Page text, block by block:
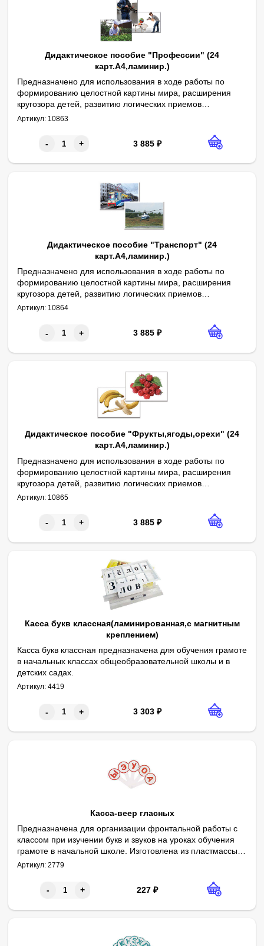
Дидактическое пособие "Профессии" (24
карт.А4,ламинир.)
Предназначено для использования в ходе работы по
формированию целостной картины мира, расширения
кругозора детей, развитию логических приемов
мышления, обогащению и активизации словаря.
ламинированных пленкой. Сопровождается
методическими рекомендациями.
Авторы: О. В. Печенкина, В. В. Кожевникова
Артикул: 10863
- + 3 885 ₽
Дидактическое пособие "Транспорт" (24
карт.А4,ламинир.)
Предназначено для использования в ходе работы по
формированию целостной картины мира, расширения
кругозора детей, развитию логических приемов
мышления, обогащению и активизации словаря.
ламинированных пленкой. Сопровождается
методическими рекомендациями.
Авторы: О. В. Печенкина, В. В. Кожевникова
Артикул: 10864
- + 3 885 ₽
Дидактическое пособие "Фрукты,ягоды,орехи" (24
карт.А4,ламинир.)
Предназначено для использования в ходе работы по
формированию целостной картины мира, расширения
кругозора детей, развитию логических приемов
мышления, обогащению и активизации словаря.
ламинированных пленкой. Сопровождается
методическими рекомендациями.
Авторы: О. В. Печенкина, В. В. Кожевникова
Артикул: 10865
- + 3 885 ₽
Касса букв классная(ламинированная,с магнитным
креплением)
Касса букв классная предназначена для обучения грамоте
в начальных классах общеобразовательной школы и в
детских садах.
Комплектность: карточки с буквами и знаками на белом фоне
Пособие представляет собой ламинированные пленкой
Перед началом работы необходимо разрезать листы по
Артикул: 4419
- + 3 303 ₽
Касса-веер гласных
Предназначена для организации фронтальной работы с
классом при изучении букв и звуков на уроках обучения
грамоте в начальной школе. Изготовлена из пластмассы.
Представляет собой комплект пластинок, соединенных
обозначающими гласные звуки русского языка. Буквы
выполнены крупным шрифтом и нанесены яркой краской.
использованию в учебном процессе.
Артикул: 2779
- + 227 ₽